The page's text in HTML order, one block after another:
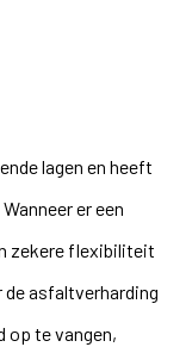
lagen en heeft
er een
zekere flexibiliteit
asfaltverharding
op te vangen,